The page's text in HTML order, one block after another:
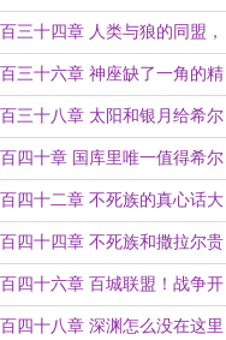
三十四章 人类与狼的同盟，
神的一丝裙角
三十六章 神座缺了一角的精
（为绝世天师的盟主加更一）
三十八章 太阳和银月给希尔
机会
四十章 国库里唯一值得希尔
东西
四十二章 不死族的真心话大
四十四章 不死族和撒拉尔贵
途同归的婚姻观
四十六章 百城联盟！战争开
四十八章 深渊怎么没在这里